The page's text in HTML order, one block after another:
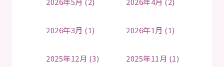
2026年3月 (1) 2026年1月 (1)
2025年12月 (3) 2025年11月 (1)